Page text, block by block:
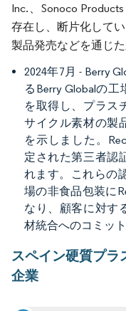
Inc.、Sonoco
存在し、断片化して
製品発売などを通じ
2024年7月 - Berry
るBerry Globalの工
を取得し、プラス
サイクル素材の製
を示しました。
定された第三者認
れます。これらの
場の非食品包装に
なり、顧客に対す
材統合へのコミッ
スペイン硬質プラ
企業